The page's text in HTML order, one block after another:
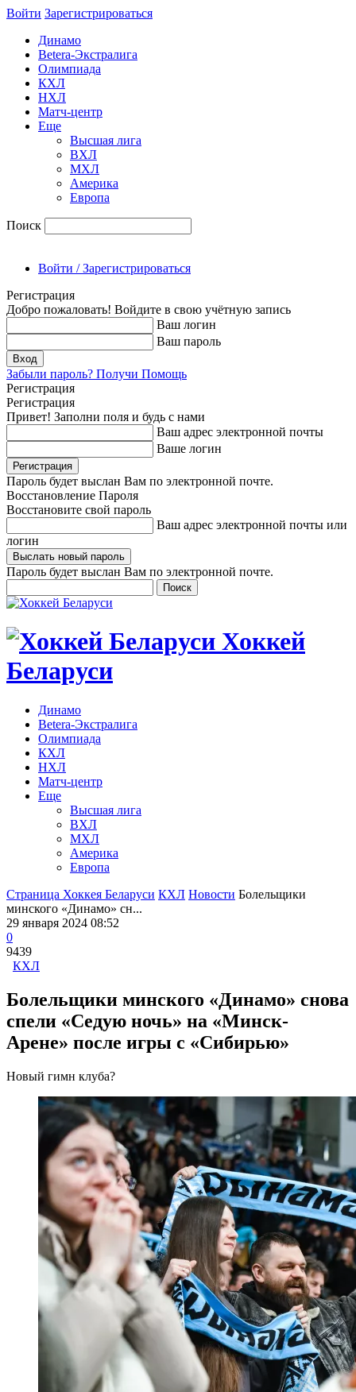
Войти Зарегиcтрироваться
Динамо
Betera-Экстралига
Олимпиада
КХЛ
НХЛ
Матч-центр
Еще
Высшая лига
ВХЛ
МХЛ
Америка
Европа
Поиск
Войти / Зарегистрироваться
Регистрация
Добро пожаловать! Войдите в свою учётную запись
Ваш логин
Ваш пароль
Забыли пароль? Получи Помощь
Регистрация
Регистрация
Привет! Заполни поля и будь с нами
Ваш адрес электронной почты
Ваше логин
Пароль будет выслан Вам по электронной почте.
Восстановление Пароля
Восстановите свой пароль
Ваш адрес электронной почты или
логин
Пароль будет выслан Вам по электронной почте.
Хоккей
Беларуси
Динамо
Betera-Экстралига
Олимпиада
КХЛ
НХЛ
Матч-центр
Еще
Высшая лига
ВХЛ
МХЛ
Америка
Европа
Страница Хоккея Беларуси КХЛ Новости Болельщики
минского «Динамо» сн...
29 января 2024 08:52
0
9439
КХЛ
Болельщики минского «Динамо» снова
спели «Седую ночь» на «Минск-
Арене» после игры с «Сибирью»
Новый гимн клуба?